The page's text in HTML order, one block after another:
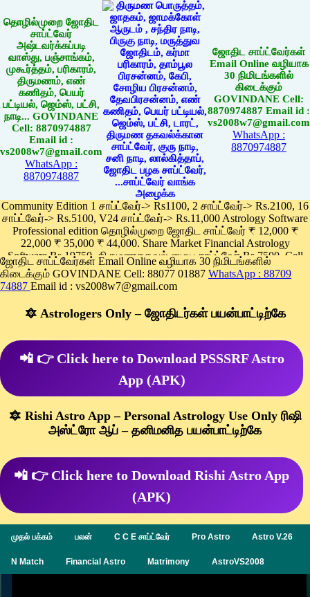
தொழில்முறை ஜோதிட
சாப்ட்வேர்
அஷ்டவர்க்கப்படி
வாஸ்து, பஞ்சாங்கம்,
முகூர்த்தம், பரிகாரம்,
திருமணம், எண்
கணிதம், பெயர்
பட்டியல், ஜெம்ஸ், பட்சி,
நாடி... GOVINDANE
Cell: 8870974887
Email id :
vs2008w7@gmail.com
WhatsApp :
8870974887
ஜோதிட சாப்ட்வேர்கள்
Email Online வழியாக
30 நிமிடங்களில்
கிடைக்கும்
GOVINDANE Cell:
8870974887 Email id :
vs2008w7@gmail.com
WhatsApp :
8870974887
Community Edition 1 சாப்ட்வேர்-> Rs1100, 2 சாப்ட்வேர்-> Rs.2100, 16
சாப்ட்வேர்-> Rs.5100, V24 சாப்ட்வேர்-> Rs.11,000 Astrology Software
Professional edition தொழில்முறை ஜோதிட சாப்ட்வேர் ₹ 12,000 ₹
22,000 ₹ 35,000 ₹ 44,000. Share Market Financial Astrology
Software Rs.19750, திருமணதகவல் மைய சாப்ட்வேர் Rs.7500, Cell
Phone App Rs. 1100
Pay online
ஜோதிட சாப்ட்வேர்கள் Email Online வழியாக 30 நிமிடங்களில்
கிடைக்கும் GOVINDANE Cell: 88077 01887 WhatsApp : 88709
74887 Email id : vs2008w7@gmail.com
🔯 Astrologers Only – ஜோதிடர்கள் பயன்பாட்டிற்கே
📲 👉 Click here to Download PSSSRF Astro
App (APK)
🔯 Rishi Astro App – Personal Astrology Use Only ரிஷி
அஸ்ட்ரோ ஆப் – தனிமனித பயன்பாட்டிற்கே
📲 👉 Click here to Download Rishi Astro App
(APK)
முதல் பக்கம் பலன் C C E சாப்ட்வேர் Pro Astro Astro V.26
N Match Financial Astro Matrimony AstroVS2008